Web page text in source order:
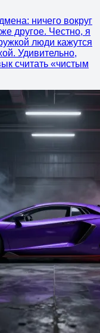
ничего вокруг
другое. Честно, я
люди кажутся
Удивительно,
считать «чистым